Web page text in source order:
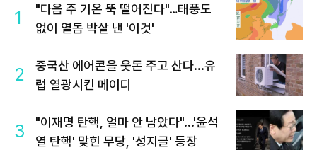
1
"다음 주 기온 뚝 떨어진다"…태풍도
없이 열돔 박살 낸 '이것'
2
중국산 에어콘을 웃돈 주고 산다...유
럽 열광시킨 메이디
3
"이재명 탄핵, 얼마 안 남았다"...'윤석
열 탄핵' 맞힌 무당, '성지글' 등장